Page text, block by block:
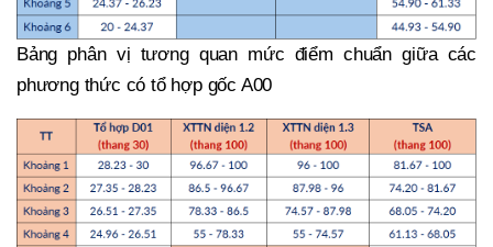
Bảng phân vị tương quan mức điểm chuẩn giữa các
phương thức có tổ hợp gốc A00